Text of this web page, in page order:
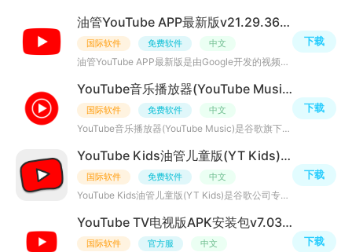
油管YouTube APP最新版v21.29.368 手机版
国际软件 免费软件 中文
油管YouTube APP最新版是由Google开发的视频平台客户端，它整合了多元化的视频资源与便捷的创作工具，既满足
下载
YouTube音乐播放器(YouTube Music)v1.12.07免费版
国际软件 免费软件 中文
YouTube音乐播放器(YouTube Music)是谷歌旗下YouTube推出的音乐流媒体服务平台，整合了海量正版音乐资源与独
下载
YouTube Kids油管儿童版(YT Kids)v11.18.540最新版
国际软件 免费软件 中文
YouTube Kids油管儿童版(YT Kids)是谷歌公司专为儿童设计的一款视频类启蒙应用，致力于为儿童提供安全、健康
下载
YouTube TV电视版APK安装包v7.03.300最新版
国际软件 官方服 中文 下载